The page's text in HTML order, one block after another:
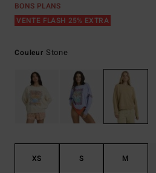
BONS PLANS
VENTE FLASH 25% EXTRA
Couleur Stone
XS S M